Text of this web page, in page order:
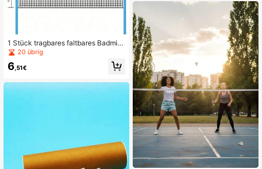
1 Stück tragbares faltbares Badmint
on-Netz, rotes Nylon-Tennis- und V
olleyball-Netz, einfach zu installier
en, geeignet für Innen-/Außenberei
ung, Sport, Fitness, Wettbewerb
20 übrig
6 ,51€